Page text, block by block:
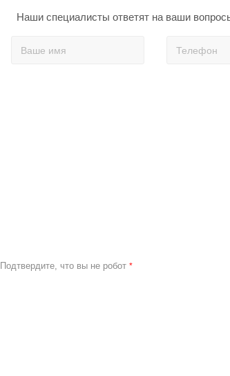
Наши специалисты ответят на ваши
Подтвердите, что вы не робот *